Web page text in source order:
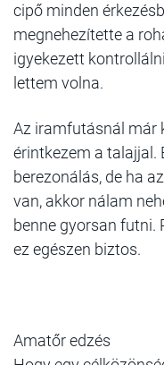
cipő minden
megnehezítette a
igyekezett
lettem volna.
Az iramfutásnál már
érintkezem a talajjal.
berezonálás, de ha
van, akkor nálam
benne gyorsan futni.
ez egészen biztos.
Amatőr edzés